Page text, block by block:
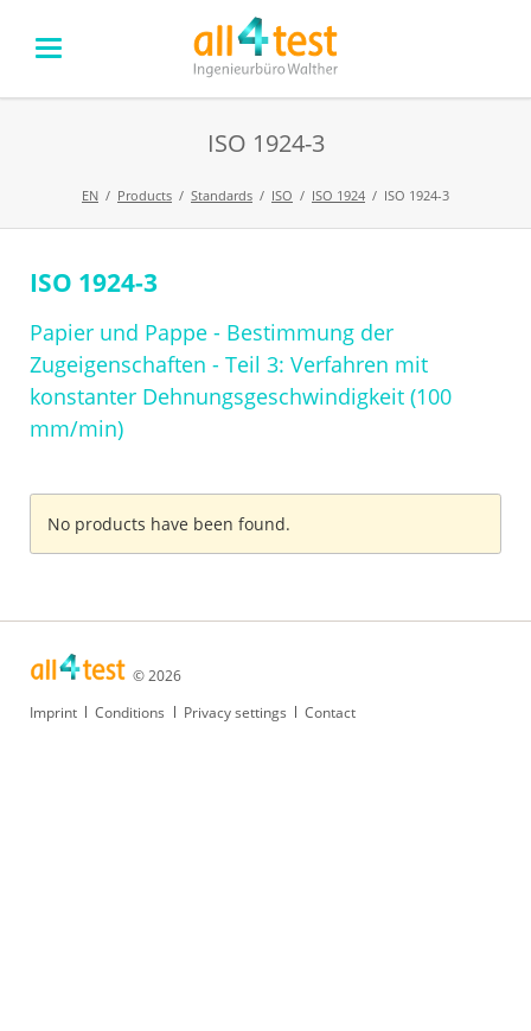
ISO 1924-3
EN Products Standards ISO ISO 1924 ISO 1924-3
Skip
ISO 1924-3
Papier und Pappe - Bestimmung der
Zugeigenschaften - Teil 3: Verfahren mit
konstanter Dehnungsgeschwindigkeit (100
mm/min)
No products have been found.
© 2026
Skip
Imprint Conditions Privacy settings Contact